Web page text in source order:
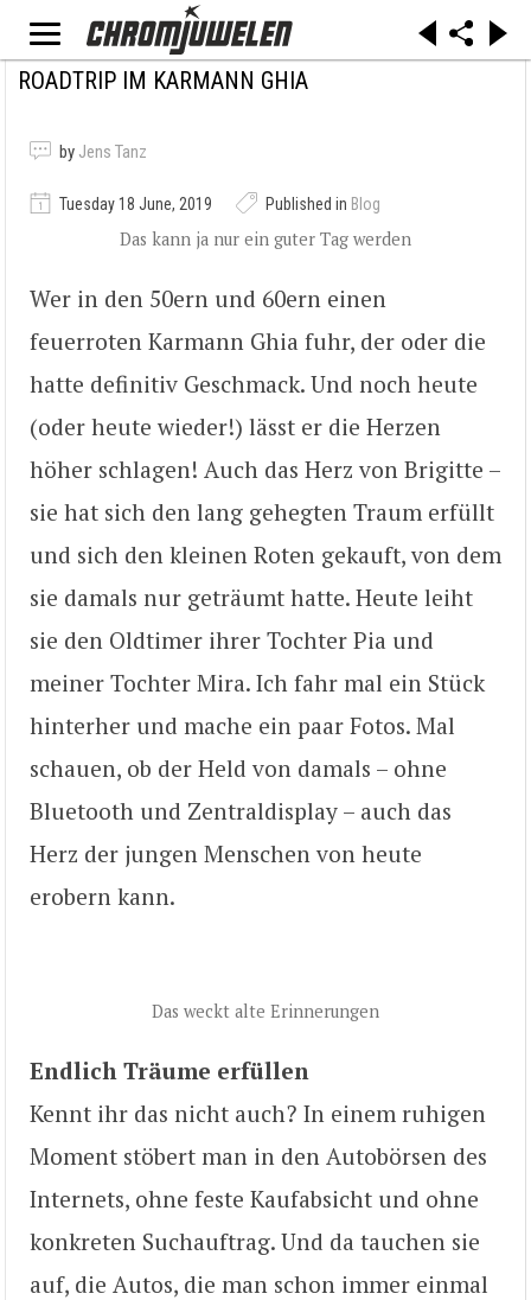
ROADTRIP IM KARMANN GHIA
by Jens Tanz
Tuesday 18 June, 2019 Published in Blog
Das kann ja nur ein guter Tag werden
Wer in den 50ern und 60ern einen
feuerroten Karmann Ghia fuhr, der oder die
hatte definitiv Geschmack. Und noch heute
(oder heute wieder!) lässt er die Herzen
höher schlagen! Auch das Herz von Brigitte –
sie hat sich den lang gehegten Traum erfüllt
und sich den kleinen Roten gekauft, von dem
sie damals nur geträumt hatte. Heute leiht
sie den Oldtimer ihrer Tochter Pia und
meiner Tochter Mira. Ich fahr mal ein Stück
hinterher und mache ein paar Fotos. Mal
schauen, ob der Held von damals – ohne
Bluetooth und Zentraldisplay – auch das
Herz der jungen Menschen von heute
erobern kann.
Das weckt alte Erinnerungen
Endlich Träume erfüllen
Kennt ihr das nicht auch? In einem ruhigen
Moment stöbert man in den Autobörsen des
Internets, ohne feste Kaufabsicht und ohne
konkreten Suchauftrag. Und da tauchen sie
auf, die Autos, die man schon immer einmal